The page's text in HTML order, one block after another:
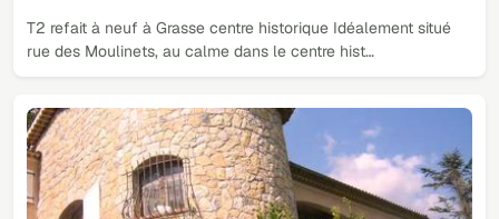
T2 refait à neuf à Grasse centre historique Idéalement situé
rue des Moulinets, au calme dans le centre hist…